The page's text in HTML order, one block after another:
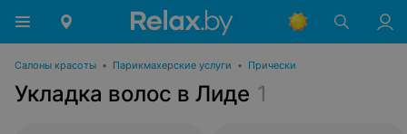
Салоны красоты • Парикмахерские услуги • Прически
Укладка волос в Лиде 1